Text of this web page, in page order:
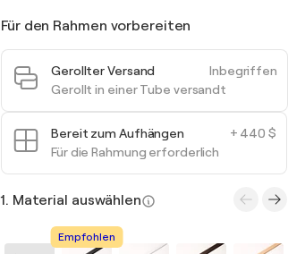
Für den Rahmen vorbereiten
Inbegriffen
Gerollter Versand
Gerollt in einer Tube versandt
+ 440 $
Bereit zum Aufhängen
Für die Rahmung erforderlich
1. Material auswählen
Empfohlen